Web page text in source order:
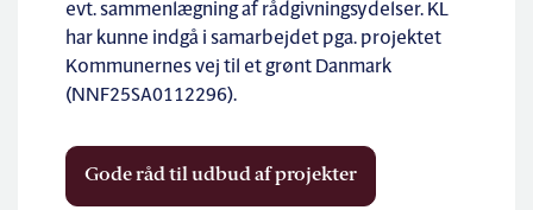
evt. sammenlægning af rådgivningsydelser. KL
har kunne indgå i samarbejdet pga. projektet
Kommunernes vej til et grønt Danmark
(NNF25SA0112296).
Gode råd til udbud af projekter